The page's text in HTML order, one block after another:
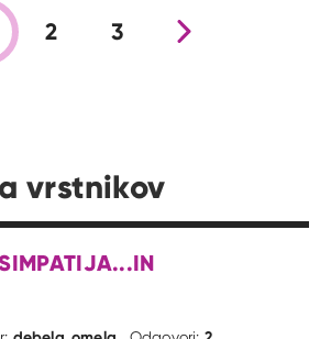
2 3 Nova stran
vrstnikov